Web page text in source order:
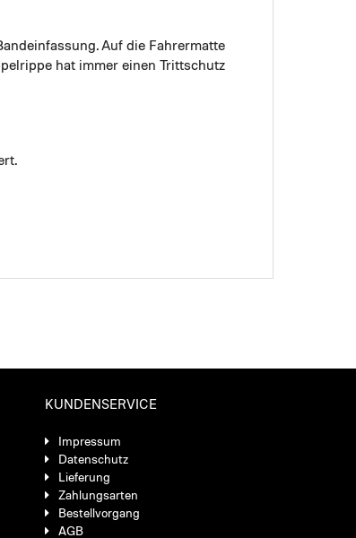
Auf die Fahrermatte
hat immer einen Trittschutz
KUNDENSERVICE
Impressum
Datenschutz
Lieferung
Zahlungsarten
Bestellvorgang
AGB